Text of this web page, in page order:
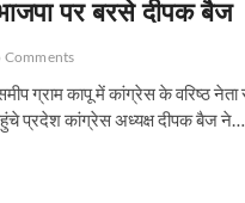
पर बरसे दीपक बैज
ग्राम कापू में कांग्रेस के वरिष्ठ नेता
प्रदेश कांग्रेस अध्यक्ष दीपक बैज ने…